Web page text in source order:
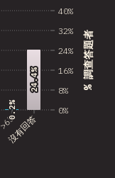
0%
8%
16%
24%
32%
40%
% 調查答題者
>65
沒有回答
0.2%
0.2%
24.4%
24.4%